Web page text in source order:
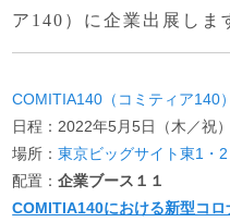
ア140）に企業出展しま
COMITIA140（コミティア140）
日程：2022年5月5日（木／祝
場所：東京ビッグサイト東1・
配置：企業ブース１１
COMITIA140における新型コ